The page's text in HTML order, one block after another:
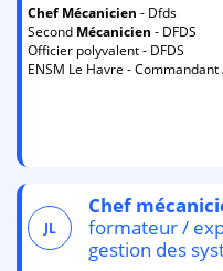
Chef Mécanicien - Dfds
Second Mécanicien - DFDS
Officier polyvalent - DFDS
ENSM Le Havre - Commandant
JL
Chef
formateur /
gestion des